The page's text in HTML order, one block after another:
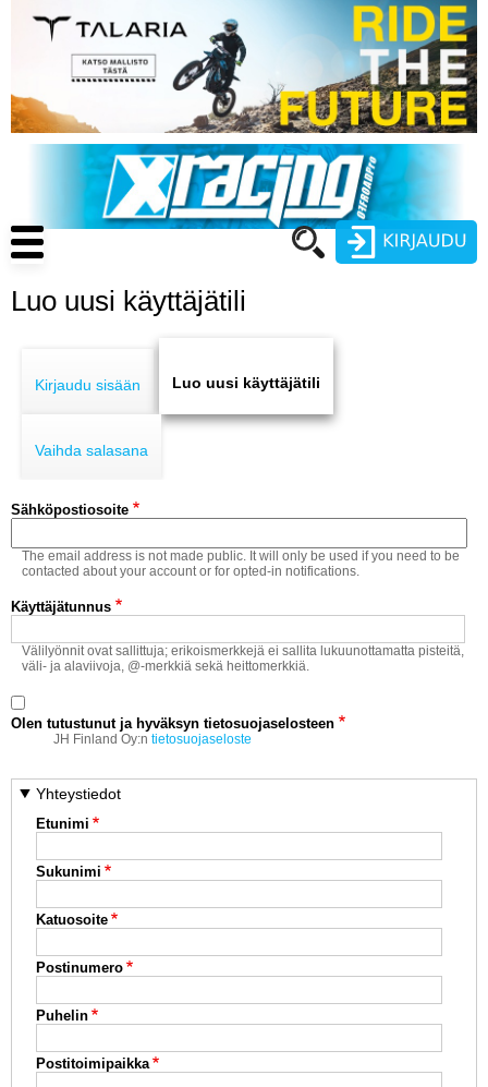
pääsisältöön
Käyttäjätunnus
Main
navigation
ENDURO
MOTOCROSS
MUUT LAJIT
YLEISTÄ ALALTA
LUE DIGILEHDET
ASIAKASPALVELU JA
MEDIATIEDOT
YHTEYSTIEDOT
Luo uusi käyttäjätili
tabs
Kirjaudu sisään Luo uusi käyttäjätili
Vaihda salasana
Sähköpostiosoite
The email address is not made public. It will only be used if you need to be
contacted about your account or for opted-in notifications.
Käyttäjätunnus
Välilyönnit ovat sallittuja; erikoismerkkejä ei sallita lukuunottamatta pisteitä,
väli- ja alaviivoja, @-merkkiä sekä heittomerkkiä.
Olen tutustunut ja hyväksyn tietosuojaselosteen
JH Finland Oy:ntietosuojaseloste
Yhteystiedot
Etunimi
Sukunimi
Katuosoite
Postinumero
Puhelin
Postitoimipaikka